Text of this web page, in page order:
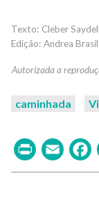
Cleber
Andrea Brasil
caminhada
Print